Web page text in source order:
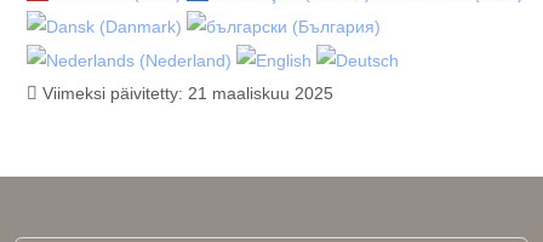
Viimeksi päivitetty: 21 maaliskuu 2025